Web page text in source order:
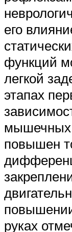
его
функций
легкой
этапах
мышечных
повышен
руках